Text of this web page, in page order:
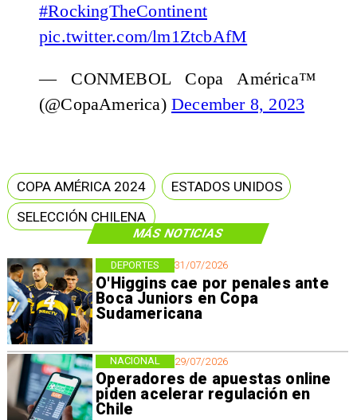
MÁS NOTICIAS
31/07/2026
O'Higgins cae por penales ante
Boca Juniors en Copa
Sudamericana
DEPORTES
29/07/2026
Operadores de apuestas online
piden acelerar regulación en
Chile
NACIONAL
#RockingTheContinent
pic.twitter.com/lm1ZtcbAfM
— CONMEBOL Copa América™️
(@CopaAmerica) December 8, 2023
COPA AMÉRICA 2024
ESTADOS UNIDOS
SELECCIÓN CHILENA